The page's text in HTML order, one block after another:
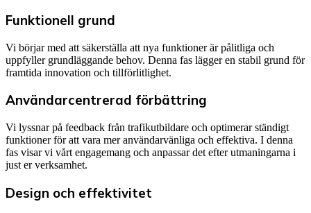
Funktionell grund
Vi börjar med att säkerställa att nya funktioner är pålitliga och
uppfyller grundläggande behov. Denna fas lägger en stabil grund för
framtida innovation och tillförlitlighet.
Användarcentrerad förbättring
Vi lyssnar på feedback från trafikutbildare och optimerar ständigt
funktioner för att vara mer användarvänliga och effektiva. I denna
fas visar vi vårt engagemang och anpassar det efter utmaningarna i
just er verksamhet.
Design och effektivitet